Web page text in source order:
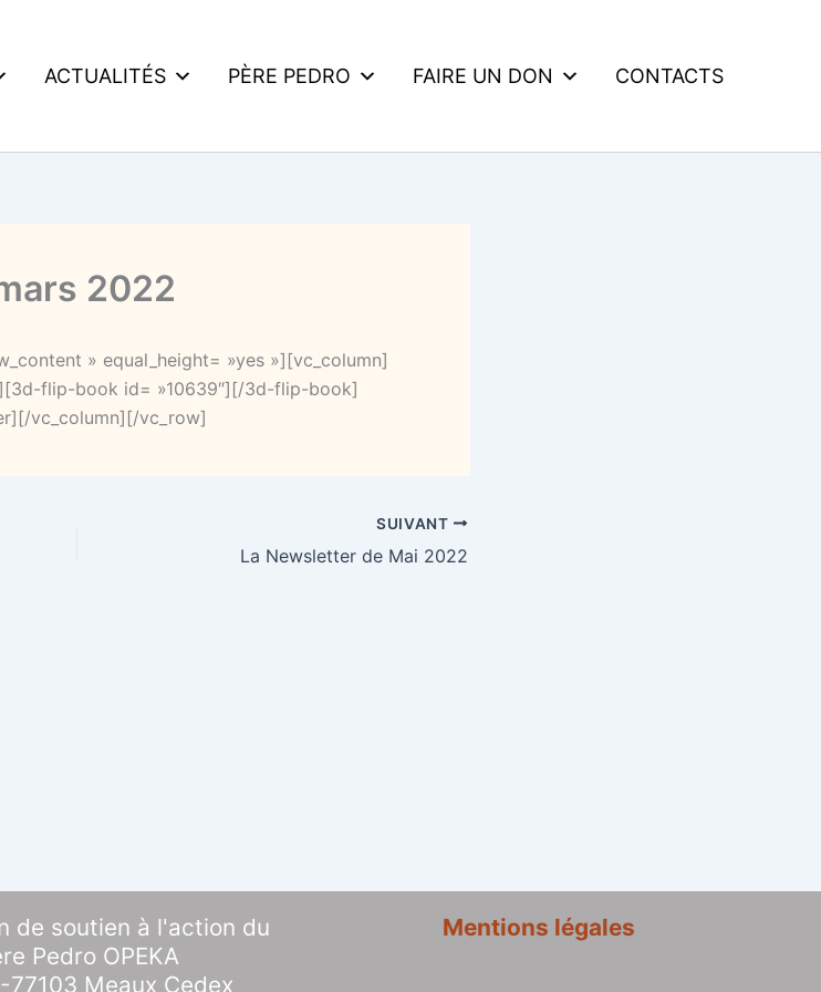
ACTUALITÉS PÈRE PEDRO FAIRE UN DON CONTACTS
2022
» equal_height= »yes »][vc_column]
flip-book id= »10639″][/3d-flip-book]
vc_column][/vc_row]
SUIVANT
La Newsletter de Mai 2022
de soutien à l'action du
Pedro OPEKA
77103 Meaux Cedex
Mentions légales